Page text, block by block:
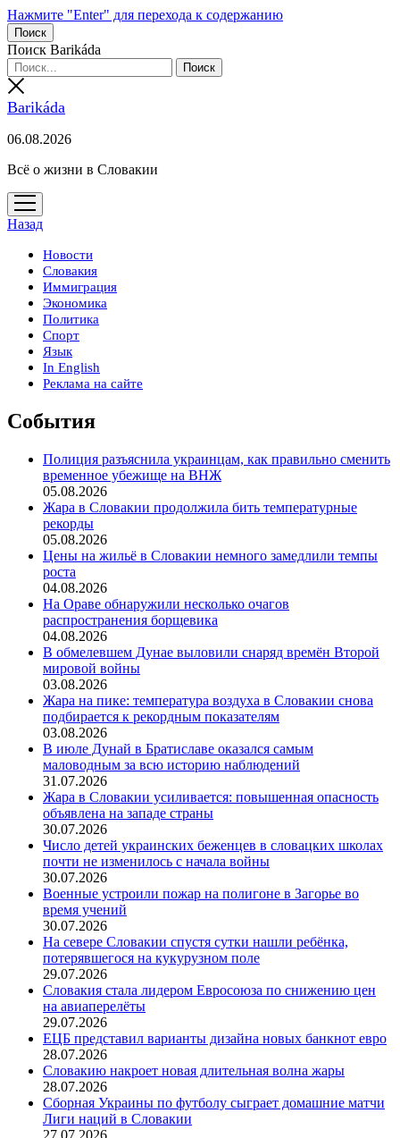
Нажмите "Enter" для перехода к содержанию
Поиск
Поиск Barikáda
Barikáda
06.08.2026
Всё о жизни в Словакии
открыть
меню
Назад
Новости
Словакия
Иммиграция
Экономика
Политика
Спорт
Язык
In English
Реклама на сайте
События
Полиция разъяснила украинцам, как правильно сменить
временное убежище на ВНЖ
05.08.2026
Жара в Словакии продолжила бить температурные
рекорды
05.08.2026
Цены на жильё в Словакии немного замедлили темпы
роста
04.08.2026
На Ораве обнаружили несколько очагов
распространения борщевика
04.08.2026
В обмелевшем Дунае выловили снаряд времён Второй
мировой войны
03.08.2026
Жара на пике: температура воздуха в Словакии снова
подбирается к рекордным показателям
03.08.2026
В июле Дунай в Братиславе оказался самым
маловодным за всю историю наблюдений
31.07.2026
Жара в Словакии усиливается: повышенная опасность
объявлена на западе страны
30.07.2026
Число детей украинских беженцев в словацких школах
почти не изменилось с начала войны
30.07.2026
Военные устроили пожар на полигоне в Загорье во
время учений
30.07.2026
На севере Словакии спустя сутки нашли ребёнка,
потерявшегося на кукурузном поле
29.07.2026
Словакия стала лидером Евросоюза по снижению цен
на авиаперелёты
29.07.2026
ЕЦБ представил варианты дизайна новых банкнот евро
28.07.2026
Словакию накроет новая длительная волна жары
28.07.2026
Сборная Украины по футболу сыграет домашние матчи
Лиги наций в Словакии
27.07.2026